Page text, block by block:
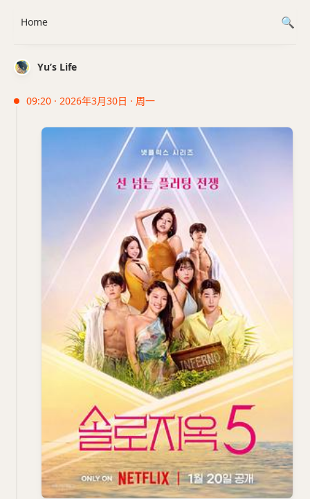
Yu’s Life
09:20 · 2026年3月30日 · 周一
Home